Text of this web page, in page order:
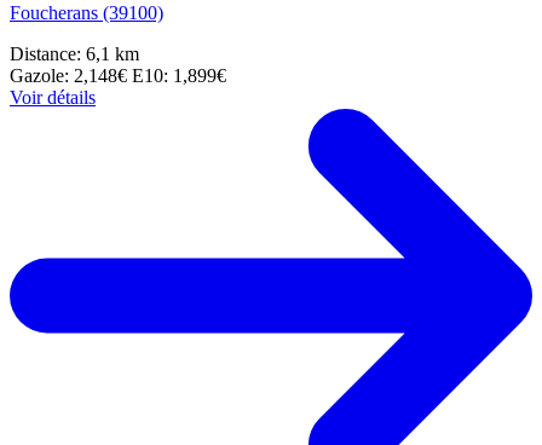
Foucherans (39100)
Distance: 6,1 km
Gazole: 2,148€ E10: 1,899€
Voir détails